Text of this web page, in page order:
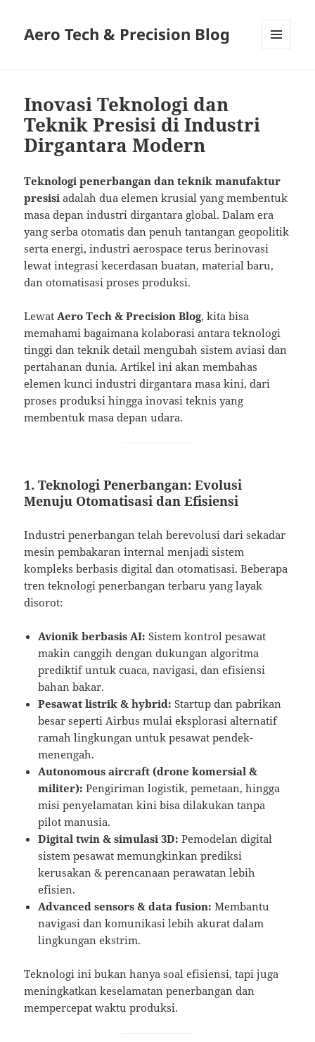
Aero Tech & Precision Blog
Inovasi Teknologi dan
Teknik Presisi di Industri
Dirgantara Modern
Teknologi penerbangan dan teknik manufaktur
presisi adalah dua elemen krusial yang membentuk
masa depan industri dirgantara global. Dalam era
yang serba otomatis dan penuh tantangan geopolitik
serta energi, industri aerospace terus berinovasi
lewat integrasi kecerdasan buatan, material baru,
dan otomatisasi proses produksi.
LewatAero Tech & Precision Blog, kita bisa
memahami bagaimana kolaborasi antara teknologi
tinggi dan teknik detail mengubah sistem aviasi dan
pertahanan dunia. Artikel ini akan membahas
elemen kunci industri dirgantara masa kini, dari
proses produksi hingga inovasi teknis yang
membentuk masa depan udara.
1. Teknologi Penerbangan: Evolusi
Menuju Otomatisasi dan Efisiensi
Industri penerbangan telah berevolusi dari sekadar
mesin pembakaran internal menjadi sistem
kompleks berbasis digital dan otomatisasi. Beberapa
tren teknologi penerbangan terbaru yang layak
disorot:
Avionik berbasis AI: Sistem kontrol pesawat
makin canggih dengan dukungan algoritma
prediktif untuk cuaca, navigasi, dan efisiensi
bahan bakar.
Pesawat listrik & hybrid: Startup dan pabrikan
besar seperti Airbus mulai eksplorasi alternatif
ramah lingkungan untuk pesawat pendek-
menengah.
Autonomous aircraft (drone komersial &
militer): Pengiriman logistik, pemetaan, hingga
misi penyelamatan kini bisa dilakukan tanpa
pilot manusia.
Digital twin & simulasi 3D: Pemodelan digital
sistem pesawat memungkinkan prediksi
kerusakan & perencanaan perawatan lebih
efisien.
Advanced sensors & data fusion: Membantu
navigasi dan komunikasi lebih akurat dalam
lingkungan ekstrim.
Teknologi ini bukan hanya soal efisiensi, tapi juga
meningkatkan keselamatan penerbangan dan
mempercepat waktu produksi.